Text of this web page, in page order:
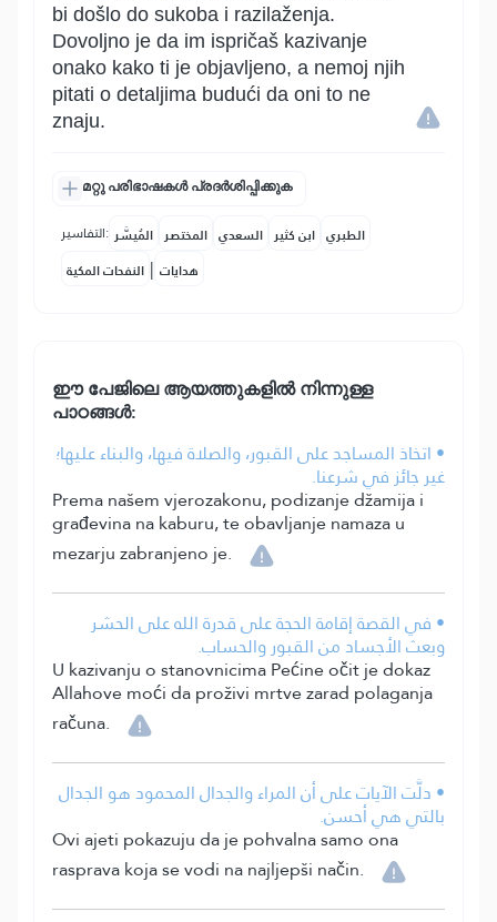
bi došlo do sukoba i razilaženja.
Dovoljno je da im ispričaš kazivanje
onako kako ti je objavljeno, a nemoj njih
pitati o detaljima budući da oni to ne
znaju.
മറ്റു പരിഭാഷകൾ പ്രദർശിപ്പിക്കുക
التفاسير: المُيسَّر المختصر السعدي ابن كثير الطبري
النفحات المكية | هدايات
ഈ പേജിലെ ആയത്തുകളിൽ നിന്നുള്ള
പാഠങ്ങൾ:
• اتخاذ المساجد على القبور، والصلاة فيها، والبناء عليها؛
غير جائز في شرعنا.
Prema našem vjerozakonu, podizanje džamija i
građevina na kaburu, te obavljanje namaza u
mezarju zabranjeno je.
• في القصة إقامة الحجة على قدرة الله على الحشر
وبعث الأجساد من القبور والحساب.
U kazivanju o stanovnicima Pećine očit je dokaz
Allahove moći da proživi mrtve zarad polaganja
računa.
• دلَّت الآيات على أن المراء والجدال المحمود هو الجدال
بالتي هي أحسن.
Ovi ajeti pokazuju da je pohvalna samo ona
rasprava koja se vodi na najljepši način.